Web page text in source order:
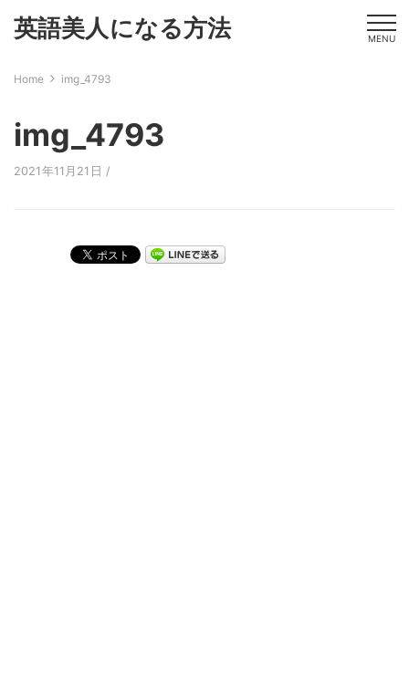
英語美人になる方法 MENU
Home img_4793
img_4793
2021年11月21日 /